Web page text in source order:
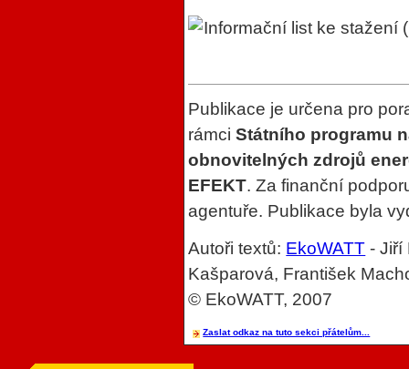
Informační list ke stažení
Publikace je určena pro
rámciStátního programu
obnovitelných zdrojů
EFEKT. Za finanční
agentuře. Publikace byla
Autoři textů: EkoWATT - Jiří
Kašparová, František
© EkoWATT, 2007
Zaslat odkaz na tuto sekci přátelům...